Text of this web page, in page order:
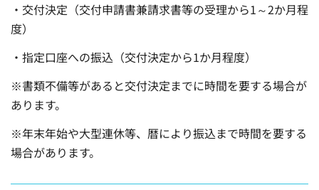
・交付決定（交付申請書兼請求書等の受理から1～2か月程
度）
・指定口座への振込（交付決定から1か月程度）
※書類不備等があると交付決定までに時間を要する場合が
あります。
※年末年始や大型連休等、暦により振込まで時間を要する
場合があります。